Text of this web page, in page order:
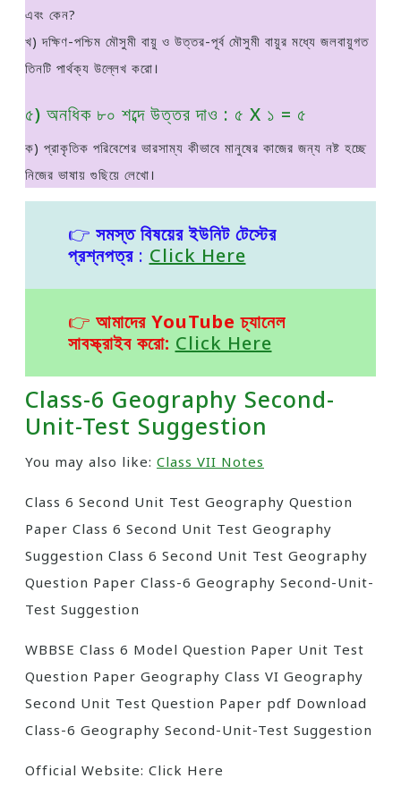
এবং কেন?
খ) দক্ষিণ-পশ্চিম মৌসুমী বায়ু ও উত্তর-পূর্ব মৌসুমী বায়ুর মধ্যে জলবায়ুগত
তিনটি পার্থক্য উল্লেখ করাে।
৫) অনধিক ৮০ শব্দে উত্তর দাও : ৫ X ১ = ৫
ক) প্রাকৃতিক পরিবেশের ভারসাম্য কীভাবে মানুষের কাজের জন্য নষ্ট হচ্ছে
নিজের ভাষায় গুছিয়ে লেখাে।
👉 সমস্ত বিষয়ের ইউনিট টেস্টের
প্রশ্নপত্র: Click Here
👉 আমাদের YouTube চ্যানেল
সাবস্ক্রাইব করো: Click Here
Class-6 Geography Second-
Unit-Test Suggestion
You may also like: Class VII Notes
Class 6 Second Unit Test Geography Question
Paper Class 6 Second Unit Test Geography
Suggestion Class 6 Second Unit Test Geography
Question Paper Class-6 Geography Second-Unit-
Test Suggestion
WBBSE Class 6 Model Question Paper Unit Test
Question Paper Geography Class VI Geography
Second Unit Test Question Paper pdf Download
Class-6 Geography Second-Unit-Test Suggestion
Official Website: Click Here